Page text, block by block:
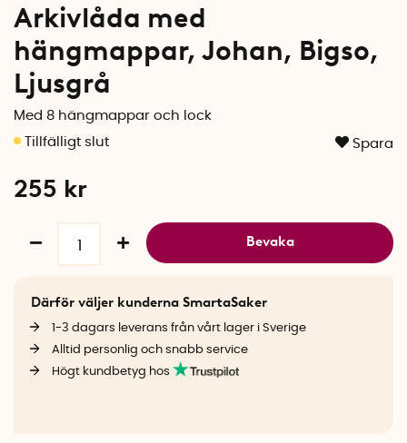
Arkivlåda med
hängmappar, Johan, Bigso,
Ljusgrå
Med 8 hängmappar och lock
Spara
255 kr
Bevaka
Därför väljer kunderna SmartaSaker
1-3 dagars leverans från vårt lager i Sverige
Alltid personlig och snabb service
Högt kundbetyg hos